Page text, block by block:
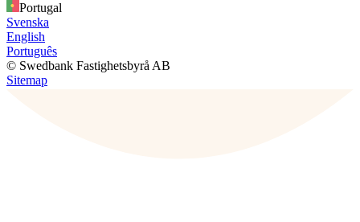
Portugal
Svenska
English
Português
© Swedbank Fastighetsbyrå AB
Sitemap